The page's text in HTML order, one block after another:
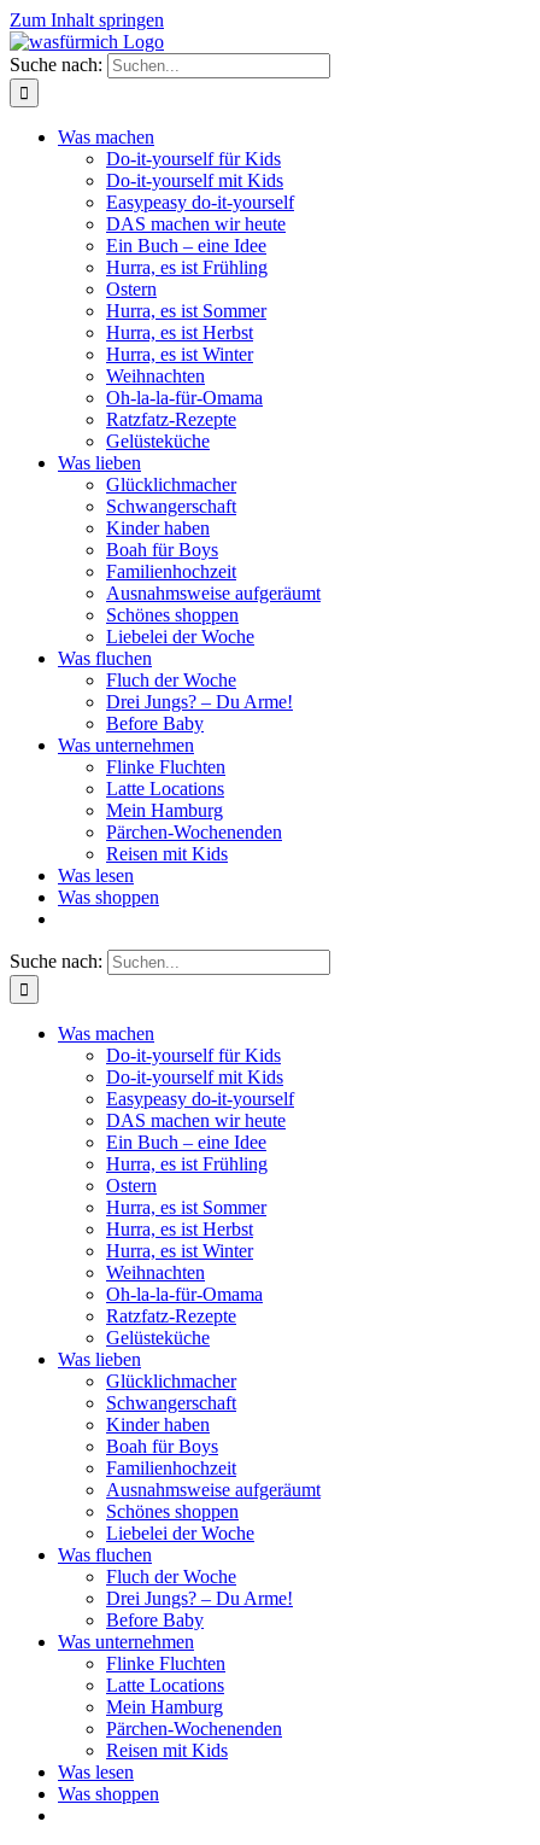
Zum Inhalt springen
Suche nach:
Was machen
Do-it-yourself für Kids
Do-it-yourself mit Kids
Easypeasy do-it-yourself
DAS machen wir heute
Ein Buch – eine Idee
Hurra, es ist Frühling
Ostern
Hurra, es ist Sommer
Hurra, es ist Herbst
Hurra, es ist Winter
Weihnachten
Oh-la-la-für-Omama
Ratzfatz-Rezepte
Gelüsteküche
Was lieben
Glücklichmacher
Schwangerschaft
Kinder haben
Boah für Boys
Familienhochzeit
Ausnahmsweise aufgeräumt
Schönes shoppen
Liebelei der Woche
Was fluchen
Fluch der Woche
Drei Jungs? – Du Arme!
Before Baby
Was unternehmen
Flinke Fluchten
Latte Locations
Mein Hamburg
Pärchen-Wochenenden
Reisen mit Kids
Was lesen
Was shoppen
Suche nach:
Was machen
Do-it-yourself für Kids
Do-it-yourself mit Kids
Easypeasy do-it-yourself
DAS machen wir heute
Ein Buch – eine Idee
Hurra, es ist Frühling
Ostern
Hurra, es ist Sommer
Hurra, es ist Herbst
Hurra, es ist Winter
Weihnachten
Oh-la-la-für-Omama
Ratzfatz-Rezepte
Gelüsteküche
Was lieben
Glücklichmacher
Schwangerschaft
Kinder haben
Boah für Boys
Familienhochzeit
Ausnahmsweise aufgeräumt
Schönes shoppen
Liebelei der Woche
Was fluchen
Fluch der Woche
Drei Jungs? – Du Arme!
Before Baby
Was unternehmen
Flinke Fluchten
Latte Locations
Mein Hamburg
Pärchen-Wochenenden
Reisen mit Kids
Was lesen
Was shoppen